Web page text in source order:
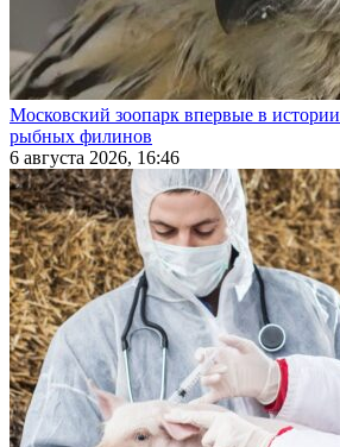
Московский зоопарк впервые в
рыбных филинов
6 августа 2026, 16:46